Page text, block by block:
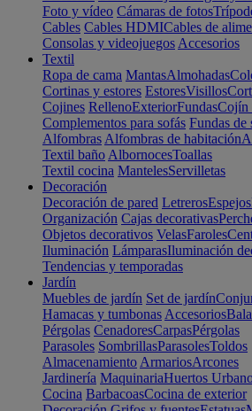
Foto y vídeo Cámaras de fotos
Cables Cables HDMICables de
Consolas y videojuegos Accesorios
Textil
Ropa de cama MantasAlmohadas
Cortinas y estores EstoresVisillos
Cojines RellenoExteriorFundasCojín
Complementos para sofás Fundas de
Alfombras Alfombras de habitación
Textil baño AlbornocesToallas
Textil cocina MantelesServilletas
Decoración
Decoración de pared LetrerosEspejos
Organización Cajas decorativas
Objetos decorativos VelasFaroles
Iluminación LámparasIluminación
Tendencias y temporadas
Jardín
Muebles de jardín Set de jardín
Hamacas y tumbonas Accesorios
Pérgolas CenadoresCarpasPérgolas
Parasoles SombrillasParasolesToldos
Almacenamiento ArmariosArcones
Jardinería MaquinariaHuertos
Cocina BarbacoasCocina de exterior